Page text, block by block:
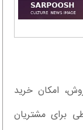
امکان خرید
برای مشتریان